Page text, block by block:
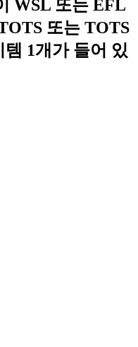
WSL 또는 EFL
또는 TOTS
1개가 들어 있